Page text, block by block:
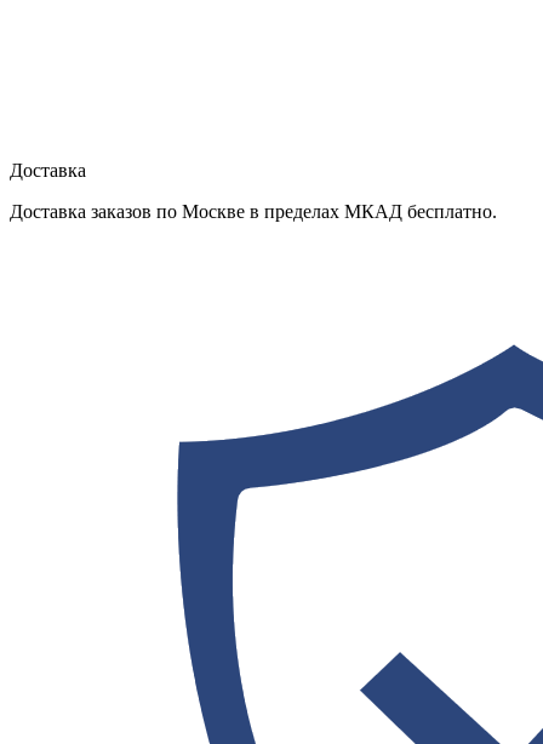
Доставка
Доставка заказов по Москве в пределах МКАД бесплатно.